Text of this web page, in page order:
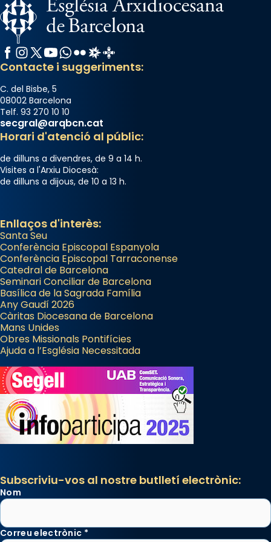
Arquebisbat de Barcelona
2 weeks ago
Memòria de les santes Juliana i
Semproniana, verges i màrtirs.
Acompanyant la història de sant Cugat, a
partir de l’Edat Mitjana sorgeix la tradició
que les santes Juliana (“relatiu a Júlia”) i
Semproniana (“relatiu a Semprònia =
eterna”) són deixebles seves. I l’any 1667, el
frare Joan Gaspar Roig, afirma en una obra
que les santes són filles de l’antiga Iluro.
Mataró en reivindicarà les relíquies fins que
a la “Missa de les Santes” (“Missa de
Glòria”) fou composta el 1848 per Mn.
Manuel Blanch, amb aire d’òpera
italianitzant; s’interpreta per privilegi
pontifici, amb orquestra i cor, i té una
duració aproximada de tres hores. Després,
processó (recuperada el 1972) al voltant
del temple amb les relíquies de les santes.
Des de 1985 hi participa també un grup de
diablesses amb música i ball propis. Festa
gran a Mataró.
«Si vols saber què és calor, ves per les
Santes a Mataró»🥵.
Photo
View on Facebook · Share
Facebook
Instagram
X / Twitter
YouTube
WhatsApp
FlickrRadio Estel
Catalunya Cristiana
Contacte i suggeriments:
C. del Bisbe, 5
08002 Barcelona
Telf. 93 270 10 10
secgral@arqbcn.cat
Horari d'atenció al públic:
de dilluns a divendres, de 9 a 14 h.
Visites a l'Arxiu Diocesà:
de dilluns a dijous, de 10 a 13 h.
Enllaços d'interès:
Santa Seu
Conferència Episcopal Espanyola
Conferència Episcopal Tarraconense
Catedral de Barcelona
Seminari Conciliar de Barcelona
Basílica de la Sagrada Família
Any Gaudí 2026
Càritas Diocesana de Barcelona
Mans Unides
Obres Missionals Pontifícies
Ajuda a l’Església Necessitada
Subscriviu-vos al nostre butlletí electrònic:
Nom
Correu electrònic *